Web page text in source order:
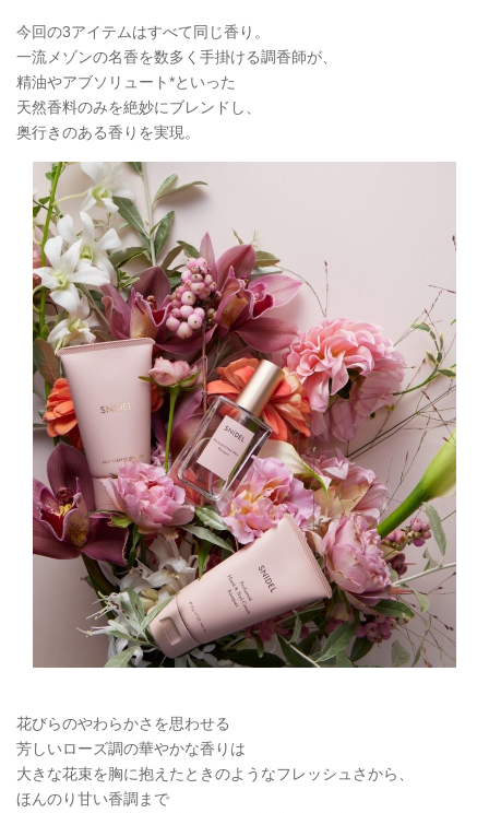
今回の3アイテムはすべて同じ香り。
一流メゾンの名香を数多く手掛ける調香師が、
精油やアブソリュート*といった
天然香料のみを絶妙にブレンドし、
奥行きのある香りを実現。
花びらのやわらかさを思わせる
芳しいローズ調の華やかな香りは
大きな花束を胸に抱えたときのようなフレッシュさから、
ほんのり甘い香調まで